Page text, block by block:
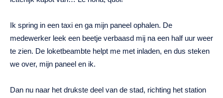
Ik spring in een taxi en ga mijn paneel ophalen. De
medewerker leek een beetje verbaasd mij na een half uur weer
te zien. De loketbeambte helpt me met inladen, en dus steken
we over, mijn paneel en ik.
Dan nu naar het drukste deel van de stad, richting het station